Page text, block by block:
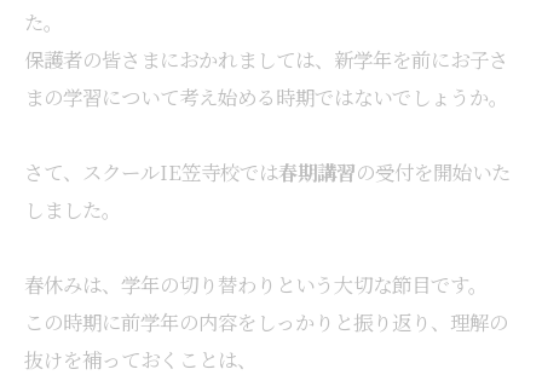
た。
保護者の皆さまにおかれましては、新学年を前にお子さ
まの学習について考え始める時期ではないでしょうか。
さて、スクールIE笠寺校では春期講習の受付を開始いた
しました。
春休みは、学年の切り替わりという大切な節目です。
この時期に前学年の内容をしっかりと振り返り、理解の
抜けを補っておくことは、